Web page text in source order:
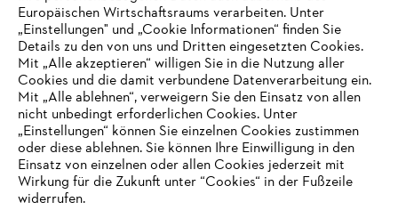
Unternehmen
Online Shop
Service
IHR BROWSER WIRD NICHT
UNTERSTÜTZT
Europäischen Wirtschaftsraums verarbeiten. Unter
„Einstellungen" und „Cookie Informationen“ finden Sie
Details zu den von uns und Dritten eingesetzten Cookies.
Mit „Alle akzeptieren“ willigen Sie in die Nutzung aller
Cookies und die damit verbundene Datenverarbeitung ein.
Mit „Alle ablehnen“, verweigern Sie den Einsatz von allen
nicht unbedingt erforderlichen Cookies. Unter
„Einstellungen“ können Sie einzelnen Cookies zustimmen
oder diese ablehnen. Sie können Ihre Einwilligung in den
Einsatz von einzelnen oder allen Cookies jederzeit mit
Wirkung für die Zukunft unter “Cookies“ in der Fußzeile
widerrufen.